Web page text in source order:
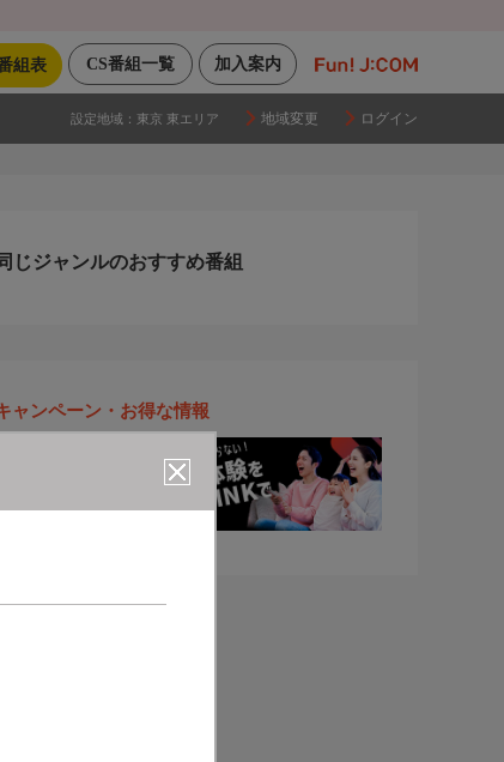
加入案内
CS番組一覧
組表
設定地域： 東京 東エリア 地域変更 ログイン
じジャンルのおすすめ番組
ャンペーン・お得な情報